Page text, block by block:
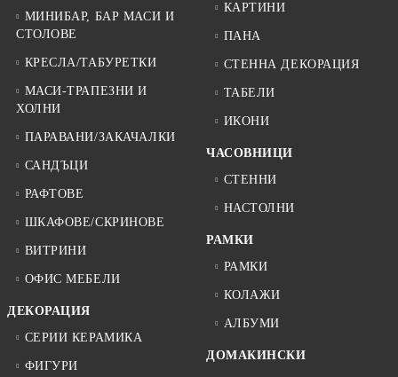
МИНИБАР, БАР МАСИ И
СТОЛОВЕ
КРЕСЛА/ТАБУРЕТКИ
МАСИ-ТРАПЕЗНИ И
ХОЛНИ
ПАРАВАНИ/ЗАКАЧАЛКИ
САНДЪЦИ
РАФТОВЕ
ШКАФОВЕ/СКРИНОВЕ
ВИТРИНИ
ОФИС МЕБЕЛИ
ДЕКОРАЦИЯ
СЕРИИ КЕРАМИКА
ФИГУРИ
КАРТИНИ
ПАНА
СТЕННА ДЕКОРАЦИЯ
ТАБЕЛИ
ИКОНИ
ЧАСОВНИЦИ
СТЕННИ
НАСТОЛНИ
РАМКИ
РАМКИ
КОЛАЖИ
АЛБУМИ
ДОМАКИНСКИ